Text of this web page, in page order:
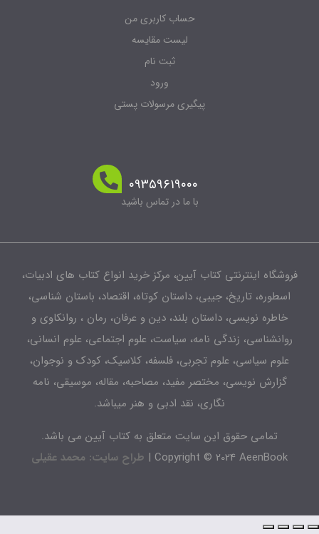
حساب کاربری من
لیست مقایسه
پیگیری مرسولات پستی
۰۹۳۵۹۶۱۹۰۰۰
با ما در تماس باشید
اینترنتی کتاب آیین، مرکز خرید انواع کتاب های ادبیات،
تاریخ، جیبی، داستان کوتاه، اقتصاد، باستان شناسی،
نویسی، داستان بلند، دین و عرفان، رمان ، روانکاوی و
زندگی نامه، سیاست، علوم اجتماعی، علوم انسانی،
سیاسی، علوم تجربی، فلسفه، کلاسیک، کودک و نوجوان،
نویسی، مختصر مفید، مصاحبه، مقاله، موسیقی، نامه
نگاری، نقد ادبی و هنر میباشد.
تمامی حقوق این سایت متعلق به کتاب آیین می باشد.
Copyright © 2024 AeenBook طراح سایت: محمد عقیلی